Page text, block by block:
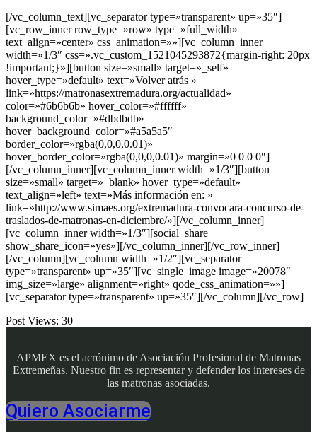
[/vc_column_text][vc_separator type=»transparent» up=»35″]
[vc_row_inner row_type=»row» type=»full_width»
text_align=»center» css_animation=»»][vc_column_inner
width=»1/3″ css=».vc_custom_1521045293872{margin-right: 20px
!important;}»][button size=»small» target=»_self»
hover_type=»default» text=»Volver atrás »
link=»https://matronasextremadura.org/actualidad»
color=»#6b6b6b» hover_color=»#ffffff»
background_color=»#dbdbdb»
hover_background_color=»#a5a5a5″
border_color=»rgba(0,0,0,0.01)»
hover_border_color=»rgba(0,0,0,0.01)» margin=»0 0 0 0″]
[/vc_column_inner][vc_column_inner width=»1/3″][button
size=»small» target=»_blank» hover_type=»default»
text_align=»left» text=»Más información en: »
link=»http://www.simaes.org/extremadura-convocara-concurso-de-
traslados-de-matronas-en-diciembre/»][/vc_column_inner]
[vc_column_inner width=»1/3″][social_share
show_share_icon=»yes»][/vc_column_inner][/vc_row_inner]
[/vc_column][vc_column width=»1/2″][vc_separator
type=»transparent» up=»35″][vc_single_image image=»20078″
img_size=»large» alignment=»right» qode_css_animation=»»]
[vc_separator type=»transparent» up=»35″][/vc_column][/vc_row]
Post Views: 30
APMEX es el acrónimo de Asociación Profesional de Matronas
Extremeñas. Nuestro fin es representar y defender los intereses de
las matronas asociadas.
Quiero Asociarme